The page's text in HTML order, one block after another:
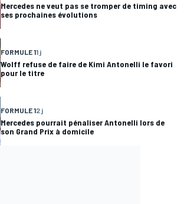
Mercedes ne veut pas se tromper de timing avec
ses prochaines évolutions
FORMULE 11 j
Wolff refuse de faire de Kimi Antonelli le favori
pour le titre
FORMULE 12 j
Mercedes pourrait pénaliser Antonelli lors de
son Grand Prix à domicile